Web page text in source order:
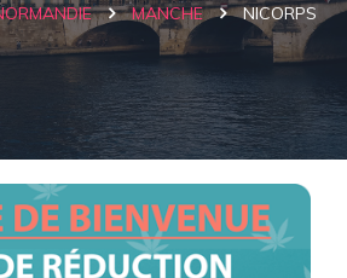
MANCHE NICORPS